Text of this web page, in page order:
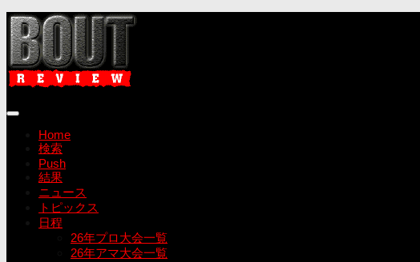
コ
ン
テ
ン
ツ
ス
Home
検索
Push
結果
ニュース
トピックス
日程
26年プロ大会一覧
26年アマ大会一覧